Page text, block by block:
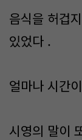
음식을 허겁
있었다 .
얼마나 시간
시영의 말이